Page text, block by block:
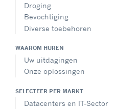
Droging
Bevochtiging
Diverse toebehoren
WAAROM HUREN
Uw uitdagingen
Onze oplossingen
SELECTEER PER MARKT
Datacenters en IT-Sector